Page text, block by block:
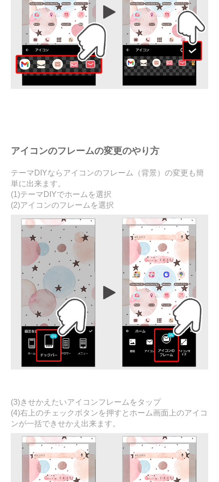
アイコンのフレームの変更のやり方
テーマDIYならアイコンのフレーム（背景）の変更も簡
単に出来ます。
(1)テーマDIYでホームを選択
(2)アイコンのフレームを選択
(3)きせかえたいアイコンフレームをタップ
(4)右上のチェックボタンを押すとホーム画面上のアイコ
ンが一括できせかえ出来ます。